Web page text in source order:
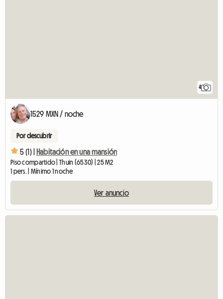
4
1529 MXN / noche
Por descubrir
5 (1) | Habitación en una mansión
Piso compartido | Thuin (6530) | 25 M2
1 pers. | Mínimo 1 noche
Ver anuncio